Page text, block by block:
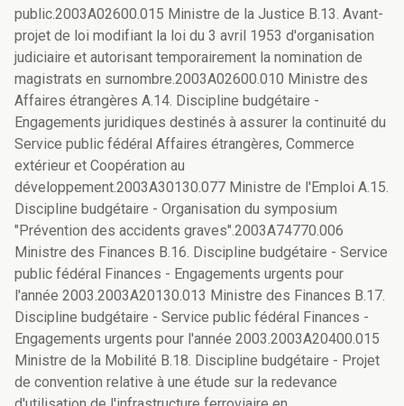
public.2003A02600.015 Ministre de la Justice B.13. Avant-
projet de loi modifiant la loi du 3 avril 1953 d'organisation
judiciaire et autorisant temporairement la nomination de
magistrats en surnombre.2003A02600.010 Ministre des
Affaires étrangères A.14. Discipline budgétaire -
Engagements juridiques destinés à assurer la continuité du
Service public fédéral Affaires étrangères, Commerce
extérieur et Coopération au
développement.2003A30130.077 Ministre de l'Emploi A.15.
Discipline budgétaire - Organisation du symposium
"Prévention des accidents graves".2003A74770.006
Ministre des Finances B.16. Discipline budgétaire - Service
public fédéral Finances - Engagements urgents pour
l'année 2003.2003A20130.013 Ministre des Finances B.17.
Discipline budgétaire - Service public fédéral Finances -
Engagements urgents pour l'année 2003.2003A20400.015
Ministre de la Mobilité B.18. Discipline budgétaire - Projet
de convention relative à une étude sur la redevance